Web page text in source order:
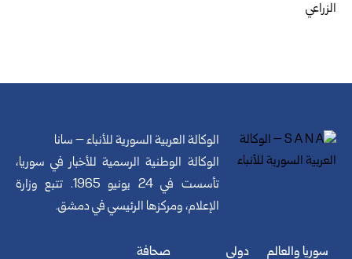
الزراعي
الوكالة العربية السورية للأنباء – سانا
الوكالة الوطنية الرسمية للأخبار في سوريا،
تأسست في 24 يونيو 1965. تتبع وزارة
الإعلام، ومركزها الرئيسي في دمشق.
سوريا والعالم دولي صحافة